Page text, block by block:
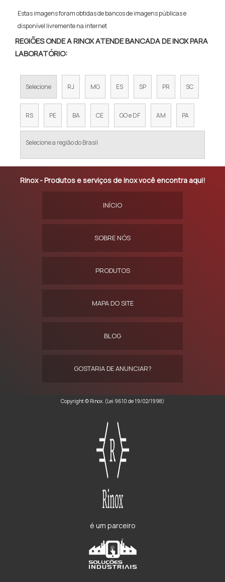
Estas imagens foram obtidas de bancos de imagens públicas e
disponível livremente na internet
REGIÕES ONDE A RINOX ATENDE BANCADA DE INOX PARA
LABORATÓRIO:
Selecione RJ MG ES SP PR SC
RS PE BA CE GO e DF AM PA
Selecione a região do Brasil
Rinox - Produtos e serviços de inox você encontra aqui!
INÍCIO
SOBRE NÓS
PRODUTOS
MAPA DO SITE
BLOG
GOSTARIA DE ANUNCIAR?
Copyright © Rinox. (Lei 9610 de 19/02/1998)
é um parceiro